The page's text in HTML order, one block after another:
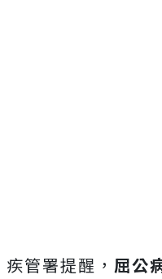
疾管署提醒， 屈公